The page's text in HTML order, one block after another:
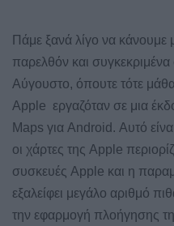
Πάμε ξανά λίγο να
παρελθόν και
Αύγουστο, όπουτε τότε
Apple εργαζόταν σε μια
Maps για Android. Αυτό
οι χάρτες της Apple
συσκευές Apple και η
εξαλείφει μεγάλο αριθμό
την εφαρμογή πλοήγησης